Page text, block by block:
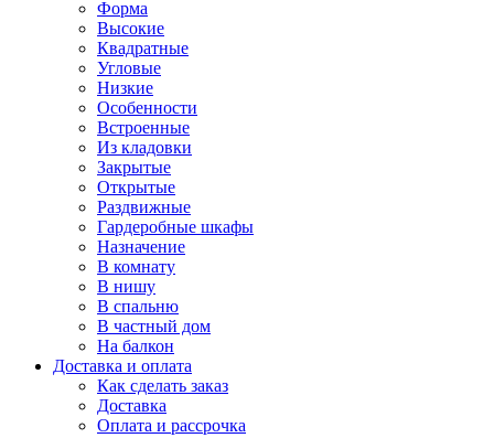
Форма
Высокие
Квадратные
Угловые
Низкие
Особенности
Встроенные
Из кладовки
Закрытые
Открытые
Раздвижные
Гардеробные шкафы
Назначение
В комнату
В нишу
В спальню
В частный дом
На балкон
Доставка и оплата
Как сделать заказ
Доставка
Оплата и рассрочка